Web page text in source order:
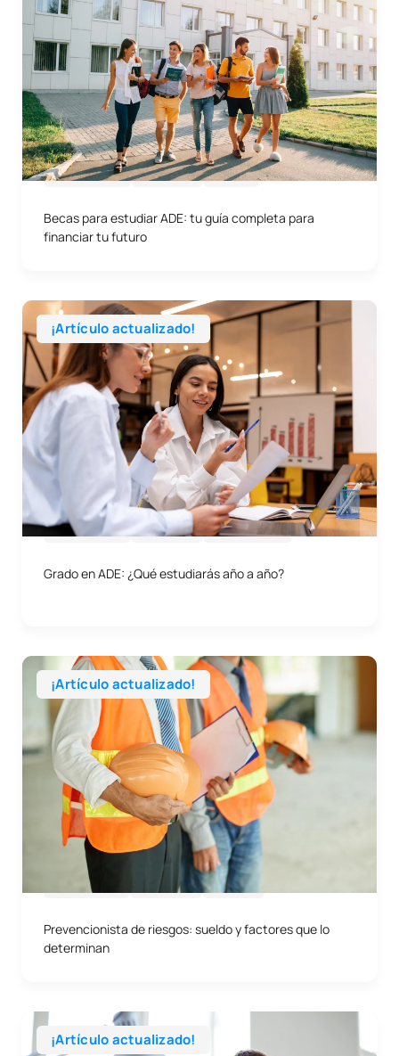
08/06/2026 Empresa Otros
Becas para estudiar ADE: tu guía completa para
financiar tu futuro
¡Artículo actualizado!
08/06/2026 Empresa Asignaturas
Grado en ADE: ¿Qué estudiarás año a año?
¡Artículo actualizado!
25/05/2026 Empresa Sueldo
Prevencionista de riesgos: sueldo y factores que lo
determinan
¡Artículo actualizado!